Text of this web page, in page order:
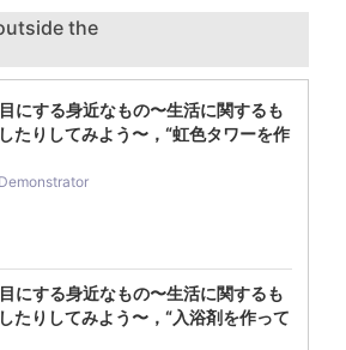
the
にする身近なもの〜生活に関するも
たりしてみよう〜，“虹色タワーを作
にする身近なもの〜生活に関するも
たりしてみよう〜，“入浴剤を作って